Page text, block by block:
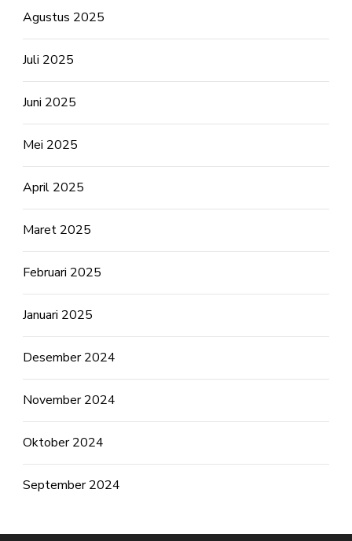
Agustus 2025
Juli 2025
Juni 2025
Mei 2025
April 2025
Maret 2025
Februari 2025
Januari 2025
Desember 2024
November 2024
Oktober 2024
September 2024